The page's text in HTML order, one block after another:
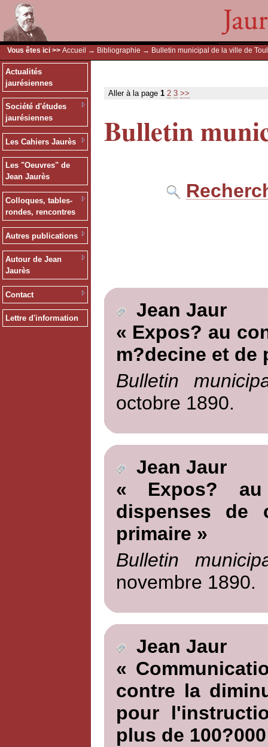
Vous êtes ici >> Accueil → Bibliographie → Bulletin municipal de la ville de
Actualités
jaurésiennes
Société d'études
jaurésiennes
Les Cahiers Jaurès
Les "Oeuvres" de
Jean Jaurès
Colloques, tables-
rondes, rencontres
Autres publications
Autour de Jean
Jaurès
Contact
Lettre d'information
Aller à la page 1 2 3 >>
Bulletin
Jean Jaur
« Expos? au
m?decine et de
Bulletin
octobre 1890.
Jean Jaur
« Expos?
dispenses de
primaire »
Bulletin
novembre 1890.
Jean Jaur
«
contre la
pour
plus de